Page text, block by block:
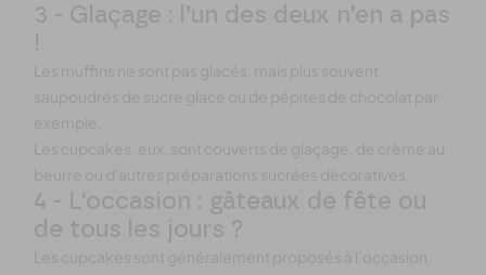
3 - Glaçage : l’un des deux n’en a pas
!
Les muffins ne sont pas glacés, mais plus souvent
saupoudrés de sucre glace ou de pépites de chocolat par
exemple.
Les cupcakes, eux, sont couverts de glaçage, de crème au
beurre ou d'autres préparations sucrées décoratives.
4 - L'occasion : gâteaux de fête ou
de tous les jours ?
Les cupcakes sont généralement proposés à l’occasion